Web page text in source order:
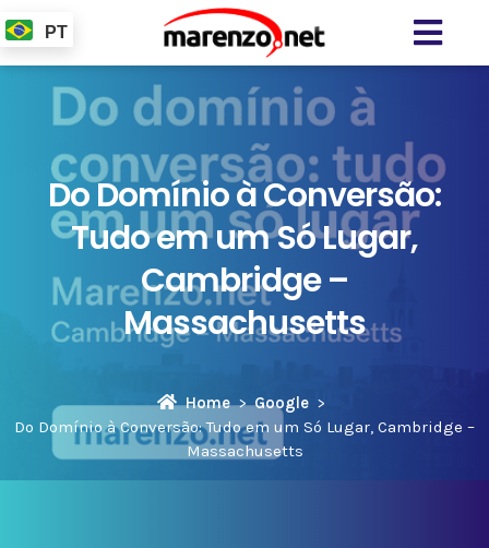
PT
Do Domínio à Conversão:
Tudo em um Só Lugar,
Cambridge –
Massachusetts
Home
Google
Do Domínio à Conversão: Tudo em um Só Lugar, Cambridge –
Massachusetts